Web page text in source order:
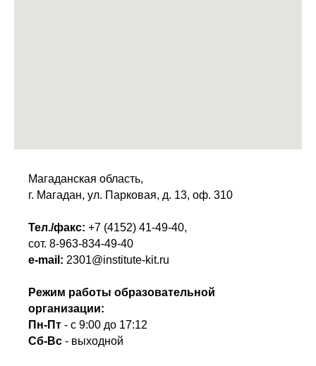
Магаданская область,
г. Магадан, ул. Парковая, д. 13, оф. 310
Тел./факс: +7 (4152) 41-49-40,
сот. 8-963-834-49-40
e-mail: 2301@institute-kit.ru
Режим работы образовательной
организации:
Пн-Пт - с 9:00 до 17:12
Сб-Вс - выходной